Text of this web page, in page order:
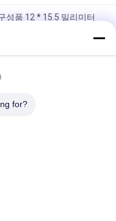
성품 12 * 15.5 밀리미터
어 코일 차동 모드 인덕터
트 코어 권선 전원 인덕
for?